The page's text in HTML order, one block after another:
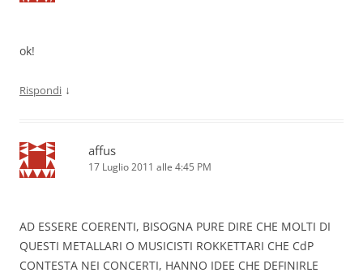
ok!
Rispondi ↓
affus
17 Luglio 2011 alle 4:45 PM
AD ESSERE COERENTI, BISOGNA PURE DIRE CHE MOLTI DI
QUESTI METALLARI O MUSICISTI ROKKETTARI CHE CdP
CONTESTA NEI CONCERTI, HANNO IDEE CHE DEFINIRLE